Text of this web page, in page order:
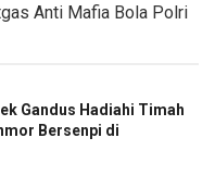
Anti Mafia Bola Polri
Gandus Hadiahi Timah
Bersenpi di